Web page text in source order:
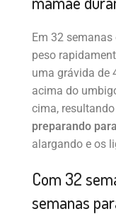
Em 32
peso
uma grávida de
acima do
cima,
preparando
alargando e os
Com 32
semanas